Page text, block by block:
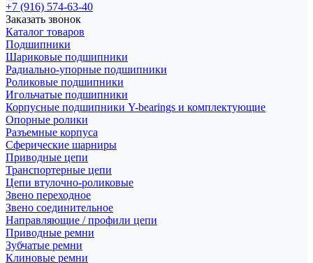
+7 (916) 574-63-40
Заказать звонок
Каталог товаров
Подшипники
Шариковые подшипники
Радиально-упорные подшипники
Роликовые подшипники
Игольчатые подшипники
Корпусные подшипники Y-bearings и комплектующие
Опорные ролики
Разъемные корпуса
Сферические шарниры
Приводные цепи
Транспортерные цепи
Цепи втулочно-роликовые
Звено переходное
Звено соединительное
Направляющие / профили цепи
Приводные ремни
Зубчатые ремни
Клиновые ремни